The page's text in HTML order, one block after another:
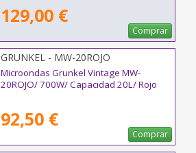
129,00 €
Comprar
GRUNKEL - MW-20ROJO
Microondas Grunkel Vintage MW-
20ROJO/ 700W/ Capacidad 20L/ Rojo
92,50 €
Comprar